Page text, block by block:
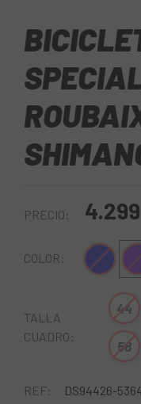
PRECIO:
COLOR: Azul-Blanco
TALLA
CUADRO:
44
58
REF: DS94426-